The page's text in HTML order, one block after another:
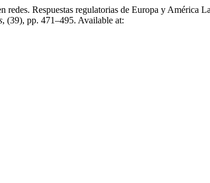
Respuestas regulatorias de Europa y América
, (39), pp. 471–495. Available at: